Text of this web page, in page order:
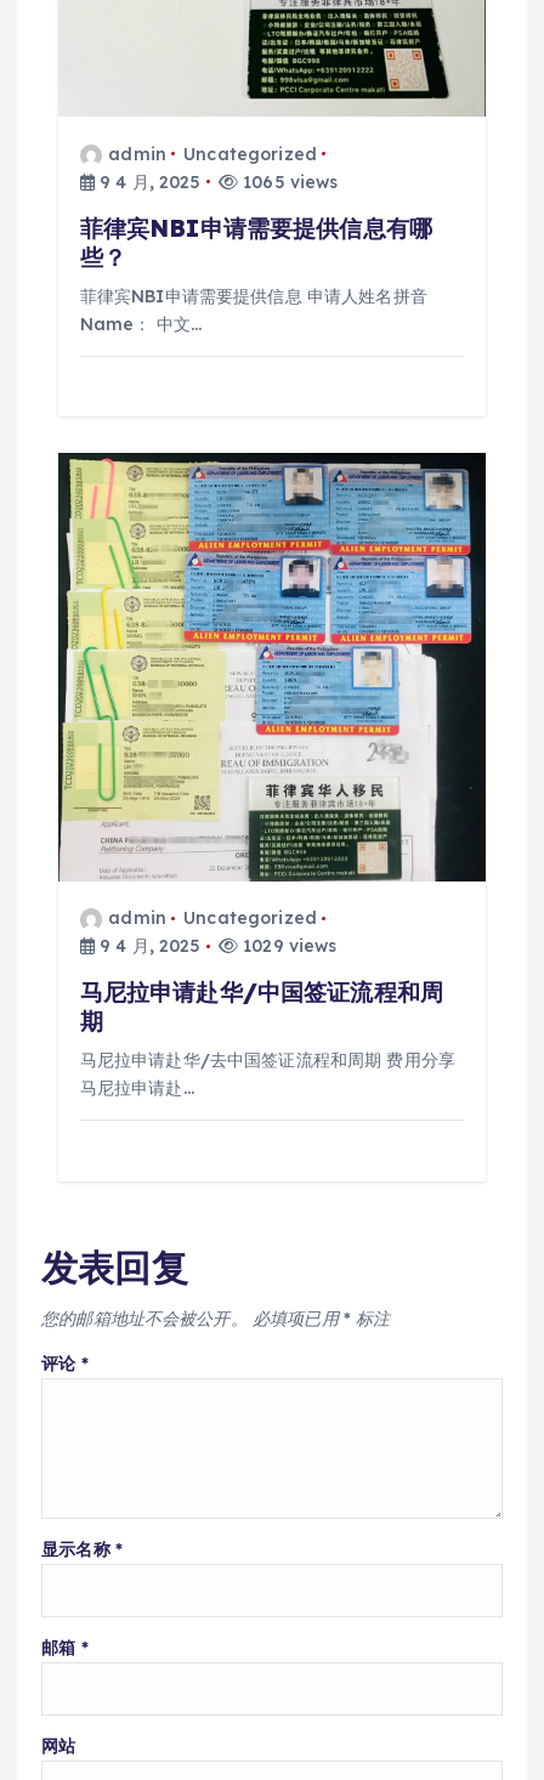
admin
Uncategorized
9 4 月, 2025
1065 views
菲律宾NBI申请需要提供信息有哪
些？
菲律宾NBI申请需要提供信息 申请人姓名拼音
Name： 中文…
admin
Uncategorized
9 4 月, 2025
1029 views
马尼拉申请赴华/中国签证流程和周
期
马尼拉申请赴华/去中国签证流程和周期 费用分享
马尼拉申请赴…
发表回复
您的邮箱地址不会被公开。 必填项已用* 标注
评论 *
显示名称 *
邮箱 *
网站